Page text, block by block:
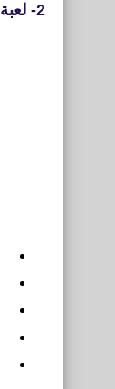
2- لعبة أسفلت 9: أساطير